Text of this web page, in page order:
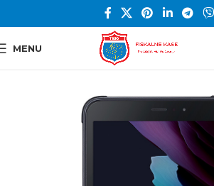
MENU